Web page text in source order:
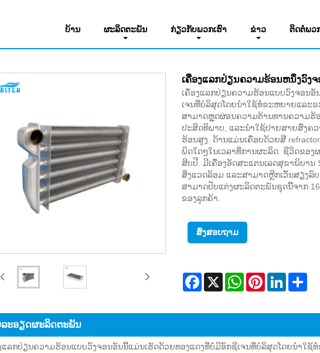
ບ້ານ ຜະລິດຕະພັນ ກ່ຽວ​ກັບ​ພວກ​ເຮົາ ຂ່າວ ຕິດຕໍ່ພວ
ເຄື່ອງແລກປ່ຽນຄວາມຮ້ອນຫນຶ່ງວົງຈ
ເຄື່ອງແລກປ່ຽນຄວາມຮ້ອນແບບວົງຈອນ
ເຈນທີ່ບໍລິສຸດໂດຍນໍາໃຊ້ທໍ່ຂະຫຍາຍແລະຂ
ສາມາດຫຼຸດຜ່ອນຄວາມຕ້ານທານຄວາມຮ້
ປະສິດທິພາບ, ແລະນໍາໃຊ້ປາຍສາຍສົ່ງຄ
ຮ້ອນສູງ. ດ້ານແມ່ນເຄືອບດ້ວຍສີ
ພິດໃດໆໃນເວລາທີ່ການຜະລິດ. ຊີວິດຂອ
ສິບປີ. ມີເຄື່ອງອັດສະແຕນເລດສຸຂາພິບານ
ສິ່ງແວດລ້ອມ ແລະສາມາດຫຼີກເວັ້ນສຽງລົ
ສາມາດປັບແຕ່ງຜະລິດຕະພັນຊຸດນີ້ຈາກ
ຂອງລູກຄ້າ.
ສົ່ງສອບຖາມ
Facebook
X WhatsAppPinterestLinkedIn
ະ​ອຽດ​ຜະ​ລິດ​ຕະ​ພັນ
ແລກປ່ຽນຄວາມຮ້ອນແບບວົງຈອນອັນນີ້ແມ່ນເຮັດດ້ວຍທອງແດງທີ່ບໍ່ມີອົກຊີເຈນທີ່ບໍລິສຸດໂດຍນໍາໃຊ້